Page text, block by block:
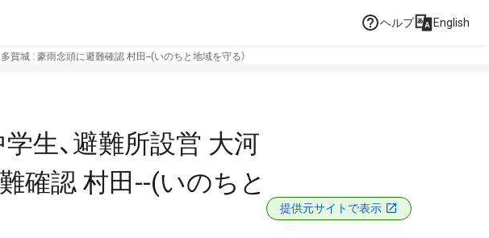
ヘルプ English
賀城 : 豪雨念頭に避難確認 村田--(いのちと地域を守る）
生、避難所設営 大河
確認 村田--(いのちと
提供元サイトで表示